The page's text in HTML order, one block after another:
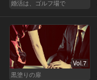
婚活は、ゴルフ場で
Vol.7
黒塗りの扉